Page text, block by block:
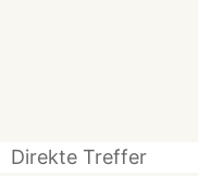
Direkte Treffer